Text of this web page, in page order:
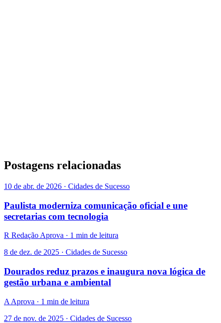
Postagens relacionadas
10 de abr. de 2026 · Cidades de Sucesso
Paulista moderniza comunicação oficial e une
secretarias com tecnologia
R Redação Aprova · 1 min de leitura
8 de dez. de 2025 · Cidades de Sucesso
Dourados reduz prazos e inaugura nova lógica de
gestão urbana e ambiental
A Aprova · 1 min de leitura
27 de nov. de 2025 · Cidades de Sucesso